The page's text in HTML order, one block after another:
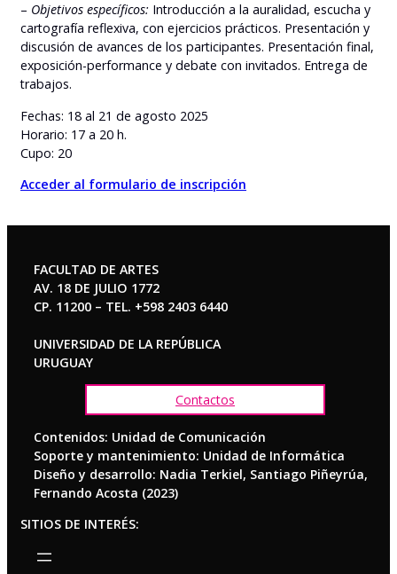
– Objetivos específicos: Introducción a la auralidad, escucha y
cartografía reflexiva, con ejercicios prácticos. Presentación y
discusión de avances de los participantes. Presentación final,
exposición-performance y debate con invitados. Entrega de
trabajos.
Fechas: 18 al 21 de agosto 2025
Horario: 17 a 20 h.
Cupo: 20
Acceder al formulario de inscripción
FACULTAD DE ARTES
AV. 18 DE JULIO 1772
CP. 11200 – TEL. +598 2403 6440
UNIVERSIDAD DE LA REPÚBLICA
URUGUAY
Contactos
Contenidos: Unidad de Comunicación
Soporte y mantenimiento: Unidad de Informática
Diseño y desarrollo: Nadia Terkiel, Santiago Piñeyrúa,
Fernando Acosta (2023)
SITIOS DE INTERÉS: